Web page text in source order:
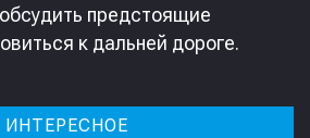
предстоящие
к дальней дороге.
ИНТЕРЕСНОЕ